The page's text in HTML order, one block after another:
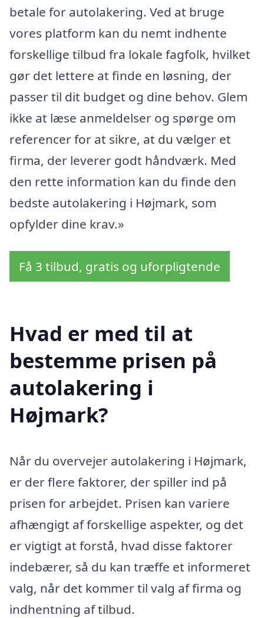
betale for autolakering. Ved at bruge
vores platform kan du nemt indhente
forskellige tilbud fra lokale fagfolk, hvilket
gør det lettere at finde en løsning, der
passer til dit budget og dine behov. Glem
ikke at læse anmeldelser og spørge om
referencer for at sikre, at du vælger et
firma, der leverer godt håndværk. Med
den rette information kan du finde den
bedste autolakering i Højmark, som
opfylder dine krav.»
Få 3 tilbud, gratis og uforpligtende
Hvad er med til at
bestemme prisen på
autolakering i
Højmark?
Når du overvejer autolakering i Højmark,
er der flere faktorer, der spiller ind på
prisen for arbejdet. Prisen kan variere
afhængigt af forskellige aspekter, og det
er vigtigt at forstå, hvad disse faktorer
indebærer, så du kan træffe et informeret
valg, når det kommer til valg af firma og
indhentning af tilbud.